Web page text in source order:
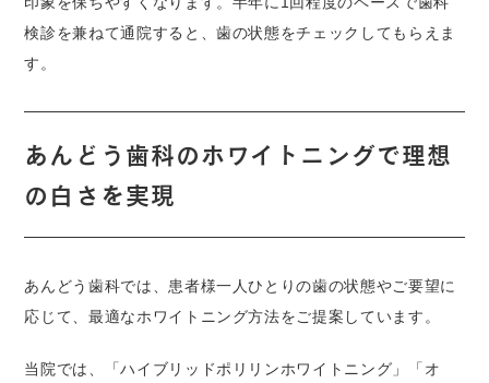
検診を兼ねて通院すると、歯の状態をチェックしてもらえま
す。
あんどう歯科のホワイトニングで理想
の白さを実現
あんどう歯科では、患者様一人ひとりの歯の状態やご要望に
応じて、最適なホワイトニング方法をご提案しています。
当院では、「ハイブリッドポリリンホワイトニング」「オ